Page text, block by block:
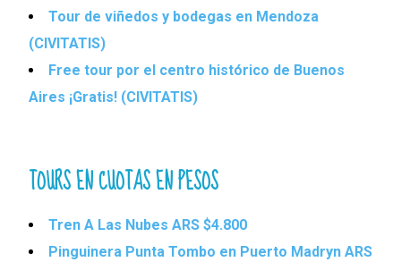
Tour de viñedos y bodegas en Mendoza
(CIVITATIS)
Free tour por el centro histórico de Buenos
Aires ¡Gratis! (CIVITATIS)
TOURS EN CUOTAS EN PESOS
Tren A Las Nubes ARS $4.800
Pinguinera Punta Tombo en Puerto Madryn ARS